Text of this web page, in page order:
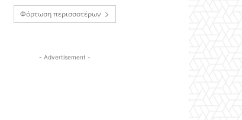
Φόρτωση περισσοτέρων
- Advertisement -